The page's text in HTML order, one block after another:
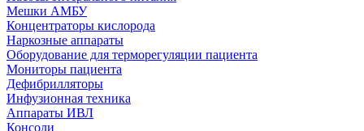
Мешки АМБУ
Концентраторы кислорода
Наркозные аппараты
Оборудование для терморегуляции пациента
Мониторы пациента
Дефибрилляторы
Инфузионная техника
Аппараты ИВЛ
Консоли